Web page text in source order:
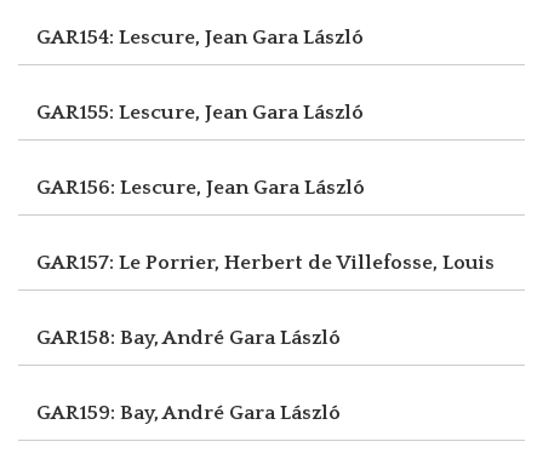
GAR154: Lescure, Jean Gara László
GAR155: Lescure, Jean Gara László
GAR156: Lescure, Jean Gara László
GAR157: Le Porrier, Herbert de Villefosse, Louis
GAR158: Bay, André Gara László
GAR159: Bay, André Gara László